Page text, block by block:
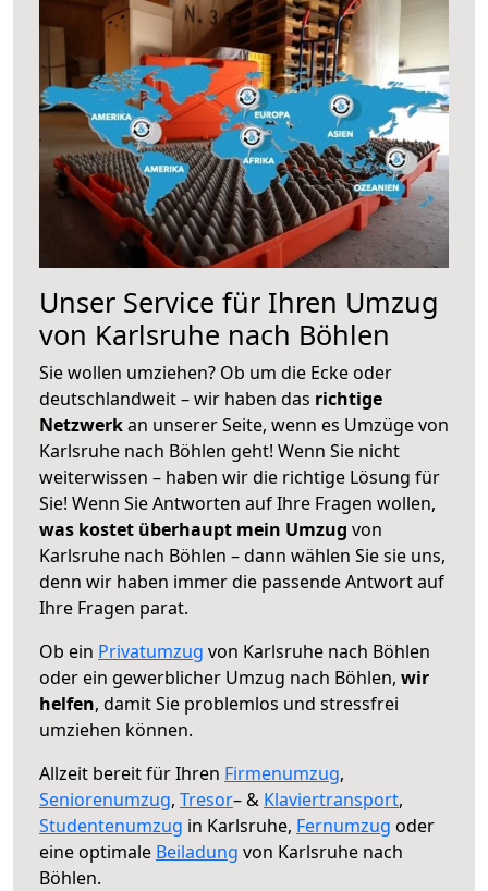
Unser Service für Ihren Umzug
von Karlsruhe nach Böhlen
Sie wollen umziehen? Ob um die Ecke oder
deutschlandweit – wir haben das richtige
Netzwerkan unserer Seite, wenn es Umzüge von
Karlsruhe nach Böhlen geht! Wenn Sie nicht
weiterwissen – haben wir die richtige Lösung für
Sie! Wenn Sie Antworten auf Ihre Fragen wollen,
was kostet überhaupt mein Umzug von
Karlsruhe nach Böhlen – dann wählen Sie sie uns,
denn wir haben immer die passende Antwort auf
Ihre Fragen parat.
Ob ein Privatumzug von Karlsruhe nach Böhlen
oder ein gewerblicher Umzug nach Böhlen, wir
helfen, damit Sie problemlos und stressfrei
umziehen können.
Allzeit bereit für Ihren Firmenumzug,
Seniorenumzug, Tresor– & Klaviertransport,
Studentenumzug in Karlsruhe, Fernumzug oder
eine optimale Beiladung von Karlsruhe nach
Böhlen.